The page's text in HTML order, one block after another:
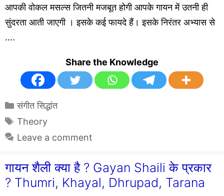
आपकी वोकल मसल्स जितनी मजबूत होगी आपके गायन में उतनी ही
सुंदरता आती जाएगी । इसके कई फायदे हैं। इसके निरंतर अभ्यास से
….
Share the Knowledge
Categories
संगीत सिद्धांत
Tags
Theory
Leave a comment
गायन शैली क्या है ? Gayan Shaili के प्रकार
? Thumri, Khayal, Dhrupad, Tarana